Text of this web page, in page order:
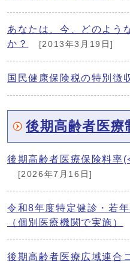
あなたは、今、どのよう
か？
[2013年3月19日]
国民健康保険税の特別徴
後期高齢者医療
後期高齢者医療保険料率
[2026年7月16日]
令和8年度特定健診・若
（個別医療機関で実施）
後期高齢者医療広域連合